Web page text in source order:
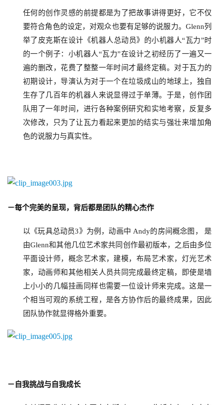
茶
创
戏
游
任何的创作灵感的前提都是为了把故事讲得更好，它不仅
要符合角色的设定，对观众也要有足够的说服力。Glenn列
举了皮克斯在设计《机器人总动员》的小机器人“瓦力”时
的一个例子：小机器人“瓦力”在设计之初经历了一遍又一
遍的删改，花费了整整一年时间才最终定稿。对于瓦力的
初期设计，导演认为对于一个在垃圾成山的地球上，独自
生存了几百年的机器人来说显得过于单薄。于是，创作团
队用了一年时间，进行各种案例研究和实地考察，反复多
次修改，只为了让瓦力看起来更加的结实与强壮来增加角
色的说服力与真实性。
－每个完美的呈现，背后都是团队的精心杰作
以 《玩具总动员3》为例，动画中 Andy的房间概念图， 是
由Glenn和其他几位艺术家共同创作最初版本，之后由多位
平面设计师，概念艺术家，建模，布局艺术家，灯光艺术
家，动画师和其他相关人员共同完成最终定稿，即使是墙
上小小的几幅挂画同样也需要一位设计师来完成。这是一
个相当可观的系统工程，是各方协作后的最终成果，因此
团队协作就显得格外重要。
－自我挑战与自我成长